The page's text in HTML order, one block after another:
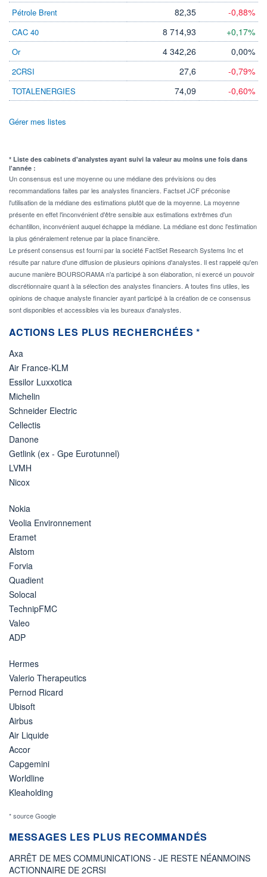
Pétrole Brent 82,35 -0,88%
CAC 40 8 714,93 +0,17%
Or 4 342,26 0,00%
2CRSI 27,6 -0,79%
TOTALENERGIES 74,09 -0,60%
Gérer mes listes
* Liste des cabinets d'analystes ayant suivi la valeur au moins une fois dans
l'année :
Un consensus est une moyenne ou une médiane des prévisions ou des
recommandations faites par les analystes financiers. Factset JCF préconise
l'utilisation de la médiane des estimations plutôt que de la moyenne. La moyenne
présente en effet l'inconvénient d'être sensible aux estimations extrêmes d'un
échantillon, inconvénient auquel échappe la médiane. La médiane est donc l'estimation
la plus généralement retenue par la place financière.
Le présent consensus est fourni par la société FactSet Research Systems Inc et
résulte par nature d'une diffusion de plusieurs opinions d'analystes. Il est rappelé qu'en
aucune manière BOURSORAMA n'a participé à son élaboration, ni exercé un pouvoir
discrétionnaire quant à la sélection des analystes financiers. A toutes fins utiles, les
opinions de chaque analyste financier ayant participé à la création de ce consensus
sont disponibles et accessibles via les bureaux d'analystes.
ACTIONS LES PLUS RECHERCHÉES *
Axa
Air France-KLM
Essilor Luxxotica
Michelin
Schneider Electric
Cellectis
Danone
Getlink (ex - Gpe Eurotunnel)
LVMH
Nicox
Nokia
Veolia Environnement
Eramet
Alstom
Forvia
Quadient
Solocal
TechnipFMC
Valeo
ADP
Hermes
Valerio Therapeutics
Pernod Ricard
Ubisoft
Airbus
Air Liquide
Accor
Capgemini
Worldline
Kleaholding
* source Google
MESSAGES LES PLUS RECOMMANDÉS
ARRÊT DE MES COMMUNICATIONS - JE RESTE NÉANMOINS
ACTIONNAIRE DE 2CRSI